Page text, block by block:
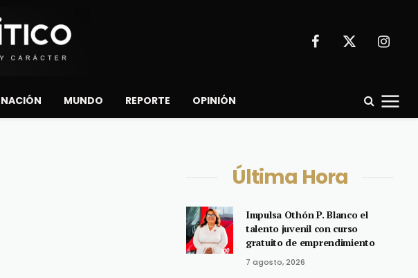
Facebook
X
NACIÓN MUNDO REPORTE OPINIÓN
Última Hora
Impulsa Othón P. Blanco el
talento juvenil con curso
gratuito de emprendimiento
7 agosto, 2026